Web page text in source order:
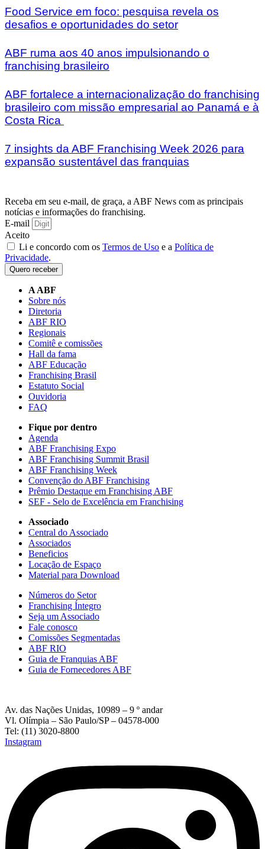
Food Service em foco: pesquisa revela os
desafios e oportunidades do setor
ABF ruma aos 40 anos impulsionando o
franchising brasileiro
ABF fortalece a internacionalização do franchising
brasileiro com missão empresarial ao Panamá e à
Costa Rica
7 insights da ABF Franchising Week 2026 para
expansão sustentável das franquias
Receba em seu e-mail, de graça, a ABF News com as principais
notícias e informações do franchising.
E-mail
Aceito
Li e concordo com os Termos de Uso e a Política de
Privacidade.
Quero receber
A ABF
Sobre nós
Diretoria
ABF RIO
Regionais
Comitê e comissões
Hall da fama
ABF Educação
Franchising Brasil
Estatuto Social
Ouvidoria
FAQ
Fique por dentro
Agenda
ABF Franchising Expo
ABF Franchising Summit Brasil
ABF Franchising Week
Convenção do ABF Franchising
Prêmio Destaque em Franchising ABF
SEF - Selo de Excelência em Franchising
Associado
Central do Associado
Associados
Beneficios
Locação de Espaço
Material para Download
Números do Setor
Franchising Íntegro
Seja um Associado
Fale conosco
Comissões Segmentadas
ABF RIO
Guia de Franquias ABF
Guia de Fornecedores ABF
Av. das Nações Unidas, 10989 – 9 º andar
Vl. Olímpia – São Paulo/SP – 04578-000
Tel: (11) 3020-8800
Instagram